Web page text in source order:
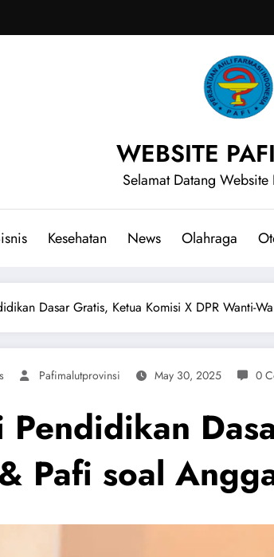
WEBSITE
Selamat Datang
Kesehatan News Olahraga
Dasar Gratis, Ketua Komisi X DPR Wanti-
Pafimalutprovinsi May 30, 2025 0
Pendidikan
Pafi soal